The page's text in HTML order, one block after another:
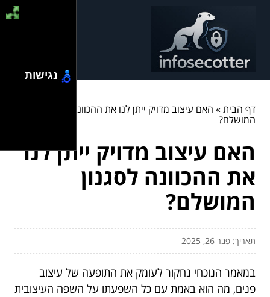
דף הבית» האם עיצוב מדויק ייתן לנו את ההכוונה לסגנון
המושלם?
האם עיצוב מדויק ייתן לנו
את ההכוונה לסגנון
המושלם?
תאריך: פבר 26, 2025
במאמר הנוכחי נחקור לעומק את התופעה של עיצוב
פנים, מה הוא באמת עם כל השפעתו על השפה העיצובית
נגישות